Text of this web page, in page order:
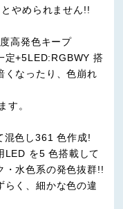
やめられません!!
高発色キープ
定+5LED:RGBWY 搭
くなったり、色崩れ
す。
混色し361 色作成!
LED を5 色搭載して
・水色系の発色抜群!!
らく、細かな色の違